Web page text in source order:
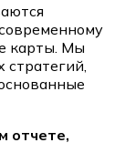
карты. Мы
отчете,